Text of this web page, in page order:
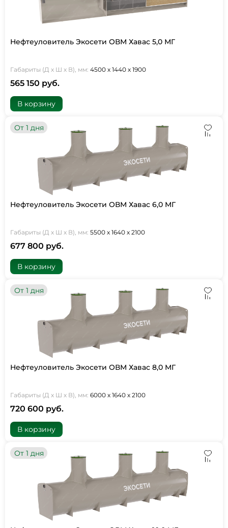
Нефтеуловитель Экосети ОВМ Хавас 5,0 МГ
Габариты (Д х Ш х В), мм: 4500 х 1440 х 1900
565 150 руб.
В корзину
От 1 дня
Нефтеуловитель Экосети ОВМ Хавас 6,0 МГ
Габариты (Д х Ш х В), мм: 5500 х 1640 х 2100
677 800 руб.
В корзину
От 1 дня
Нефтеуловитель Экосети ОВМ Хавас 8,0 МГ
Габариты (Д х Ш х В), мм: 6000 х 1640 х 2100
720 600 руб.
В корзину
От 1 дня